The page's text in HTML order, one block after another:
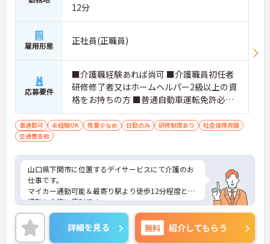
12分
雇用形態 正社員(正職員)
応募要件
■介護職経験あれば尚可 ■介護職員初任者
研修修了者又はホームヘルパー2級以上の資
格をお持ちの方 ■普通自動車運転免許必須
（AT限定可）
車通勤可 未経験OK 残業少なめ 日勤のみ 研修制度あり
社会保険完備
交通費支給
山口県下関市に位置するデイサービスにて介護のお
仕事です。
マイカー通勤可能＆最寄り駅より徒歩12分程度と、
通勤も非常に便利です。
ご興味のある方には面接対策ポイントなど、詳細を
お話させて頂きますので、お気軽にお問い合わせ下
さい。
詳細を見る 無料 紹介してもらう